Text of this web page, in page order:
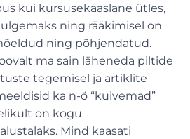
kui kursusekaaslane ütles,
ning rääkimisel on
ning põhjendatud.
ma sain läheneda piltide
tegemisel ja artiklite
ka n-ö “kuivemad”
on kogu
Mind kaasati